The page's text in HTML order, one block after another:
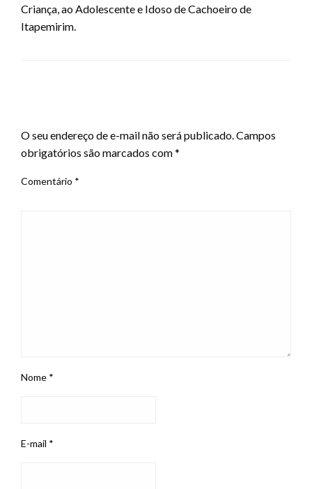
Criança, ao Adolescente e Idoso de Cachoeiro de
Itapemirim.
O seu endereço de e-mail não será publicado. Campos
obrigatórios são marcados com*
Comentário *
Nome *
E-mail *